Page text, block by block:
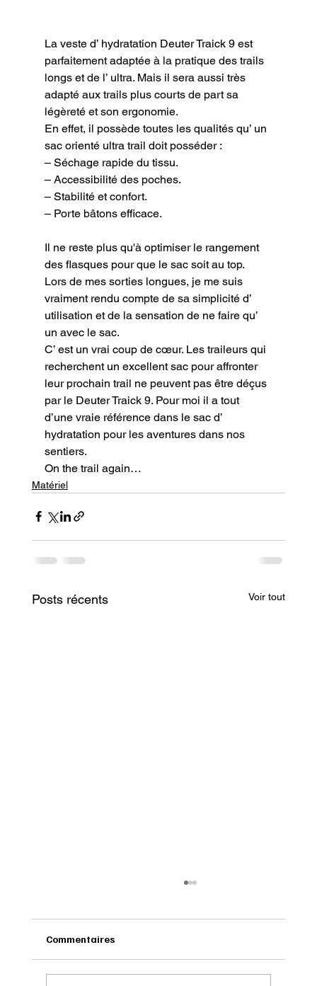
La veste d’ hydratation Deuter Traick 9 est
parfaitement adaptée à la pratique des trails
longs et de l’ ultra. Mais il sera aussi très
adapté aux trails plus courts de part sa
légèreté et son ergonomie.
En effet, il possède toutes les qualités qu’ un
sac orienté ultra trail doit posséder :
– Séchage rapide du tissu.
– Accessibilité des poches.
– Stabilité et confort.
– Porte bâtons efficace.
Il ne reste plus qu'à optimiser le rangement
des flasques pour que le sac soit au top.
Lors de mes sorties longues, je me suis
vraiment rendu compte de sa simplicité d’
utilisation et de la sensation de ne faire qu’
un avec le sac.
C’ est un vrai coup de cœur. Les traileurs qui
recherchent un excellent sac pour affronter
leur prochain trail ne peuvent pas être déçus
par le Deuter Traick 9. Pour moi il a tout
d’une vraie référence dans le sac d’
hydratation pour les aventures dans nos
sentiers.
On the trail again…
Matériel
Posts récents Voir tout
Commentaires